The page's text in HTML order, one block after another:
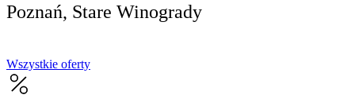
Poznań, Stare Winogrady
Wszystkie oferty